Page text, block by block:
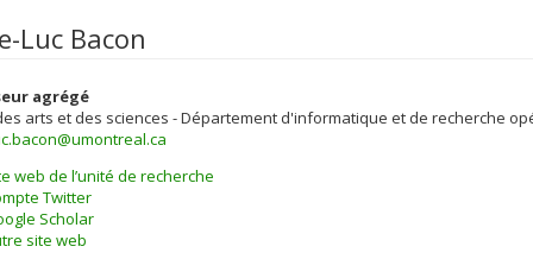
Luc Bacon
agrégé
arts et des sciences - Département d'informatique et de recherche
web de l’unité de recherche
Twitter
Scholar
site web